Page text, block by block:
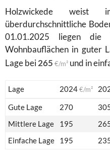
Holzwickede weist
überdurchschnittliche
01.01.2025 liegen die
Wohnbauflächen in guter
Lage bei265 €/m² und in
Lage 2024€/m²
Gute Lage
270
Mittlere Lage
195
Einfache Lage
195